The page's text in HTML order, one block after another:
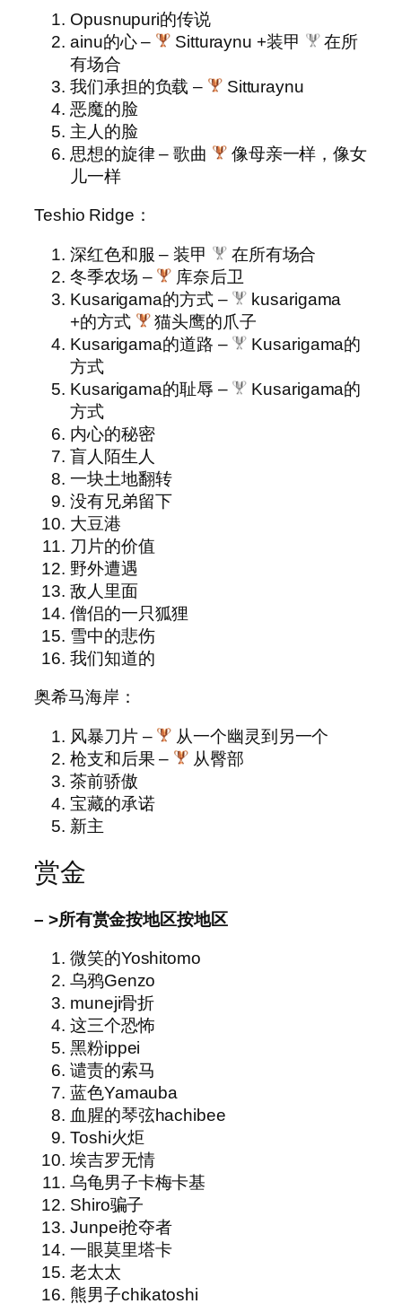
Opusnupuri的传说
ainu的心 –
Sitturaynu +装甲
在所
有场合
我们承担的负载 –
Sitturaynu
恶魔的脸
主人的脸
思想的旋律 – 歌曲
像母亲一样，像女
儿一样
Teshio Ridge：
深红色和服 – 装甲
在所有场合
冬季农场 –
库奈后卫
Kusarigama的方式 –
kusarigama
+的方式
猫头鹰的爪子
Kusarigama的道路 –
Kusarigama的
方式
Kusarigama的耻辱 –
Kusarigama的
方式
内心的秘密
盲人陌生人
一块土地翻转
没有兄弟留下
大豆港
刀片的价值
野外遭遇
敌人里面
僧侣的一只狐狸
雪中​​的悲伤
我们知道的
奥希马海岸：
风暴刀片 –
从一个幽灵到另一个
枪支和后果 –
从臀部
茶前骄傲
宝藏的承诺
新主
赏金
– >所有赏金按地区按地区
微笑的Yoshitomo
乌鸦Genzo
muneji骨折
这三个恐怖
黑粉ippei
谴责的索马
蓝色Yamauba
血腥的琴弦hachibee
Toshi火炬
埃吉罗无情
乌龟男子卡梅卡基
Shiro骗子
Junpei抢夺者
一眼莫里塔卡
老太太
熊男子chikatoshi